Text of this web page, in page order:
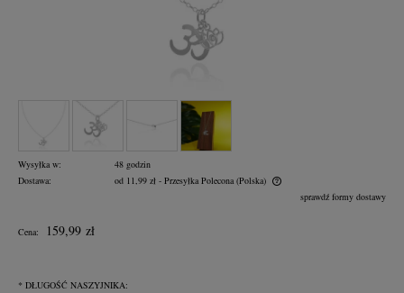
Wysyłka w:
48 godzin
Dostawa:
od 11,99 zł - Przesyłka Polecona (Polska)
sprawdź formy dostawy
Cena: 159,99 zł
* DŁUGOŚĆ NASZYJNIKA: